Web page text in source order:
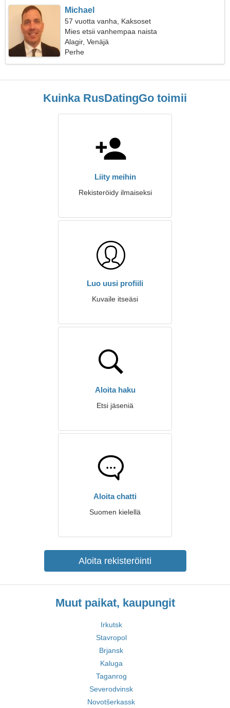
Michael
57 vuotta vanha, Kaksoset
Mies etsii vanhempaa naista
Alagir, Venäjä
Perhe
Kuinka RusDatingGo toimii
Liity meihin
Rekisteröidy ilmaiseksi
Luo uusi profiili
Kuvaile itseäsi
Aloita haku
Etsi jäseniä
Aloita chatti
Suomen kielellä
Aloita rekisteröinti
Muut paikat, kaupungit
Irkutsk
Stavropol
Brjansk
Kaluga
Taganrog
Severodvinsk
Novotšerkassk